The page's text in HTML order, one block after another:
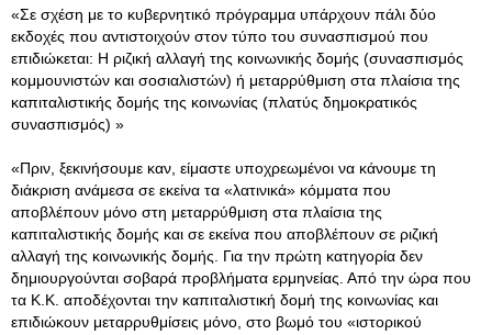
«Σε σχέση με το κυβερνητικό πρόγραμμα υπάρχουν πάλι δύο
εκδοχές που αντιστοιχούν στον τύπο του συνασπισμού που
επιδιώκεται: Η ριζική αλλαγή της κοινωνικής δομής (συνασπισμός
κομμουνιστών και σοσιαλιστών) ή μεταρρύθμιση στα πλαίσια της
καπιταλιστικής δομής της κοινωνίας (πλατύς δημοκρατικός
συνασπισμός) »
«Πριν, ξεκινήσουμε καν, είμαστε υποχρεωμένοι να κάνουμε τη
διάκριση ανάμεσα σε εκείνα τα «λατινικά» κόμματα που
αποβλέπουν μόνο στη μεταρρύθμιση στα πλαίσια της
καπιταλιστικής δομής και σε εκείνα που αποβλέπουν σε ριζική
αλλαγή της κοινωνικής δομής. Για την πρώτη κατηγορία δεν
δημιουργούνται σοβαρά προβλήματα ερμηνείας. Από την ώρα που
τα Κ.Κ. αποδέχονται την καπιταλιστική δομή της κοινωνίας και
επιδιώκουν μεταρρυθμίσεις μόνο, στο βωμό του «ιστορικού